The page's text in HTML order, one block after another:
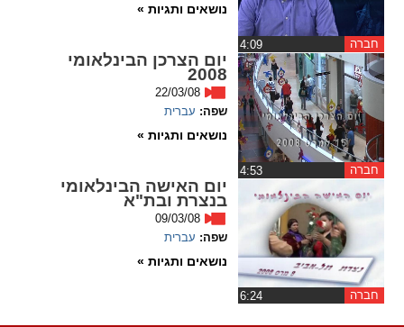
ניגודיות צבעים
brightness_high
ניגודיות בהירה
format_underlined
קו תחתי לקישורים
cached
flag
חברה
נושאים ותגיות »
חברה
יום הצרכן הבינלאומי
2008
22/03/08
שפה: עברית
נושאים ותגיות »
חברה
יום האישה הבינלאומי
בנצרת ובת"א
09/03/08
שפה: עברית
נושאים ותגיות »